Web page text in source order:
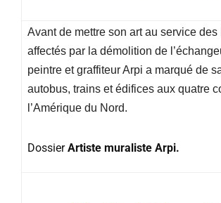
Avant de mettre son art au service
affectés par la démolition de
peintre et graffiteur Arpi a marqué de
autobus, trains et édifices aux quatre
l’Amérique du Nord.
DossierArtiste muraliste Arpi.